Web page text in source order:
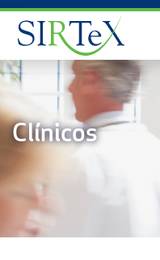
Skip to content
Clínicos